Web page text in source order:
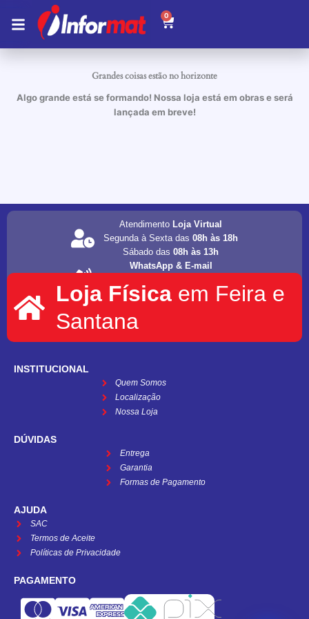
para
conteúdo
Grandes coisas estão no horizonte
Algo grande está se formando! Nossa loja está em obras e será
lançada em breve!
Atendimento Loja Virtual
Segunda à Sexta das08h às 18h
Sábado das08h às 13h
WhatsApp & E-mail
informat.servicos1@gmail.com
Loja Física em Feira e
Santana
INSTITUCIONAL
Quem Somos
Localização
Nossa Loja
DÚVIDAS
Entrega
Garantia
Formas de Pagamento
AJUDA
SAC
Termos de Aceite
Políticas de Privacidade
PAGAMENTO
0
Carrinho